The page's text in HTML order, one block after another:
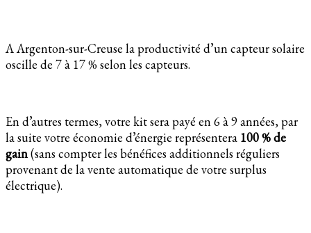
A Argenton-sur-Creuse la productivité d’un capteur solaire
oscille de 7 à 17 % selon les capteurs.
En d’autres termes, votre kit sera payé en 6 à 9 années, par
la suite votre économie d’énergie représentera 100 % de
gain(sans compter les bénéfices additionnels réguliers
provenant de la vente automatique de votre surplus
électrique).